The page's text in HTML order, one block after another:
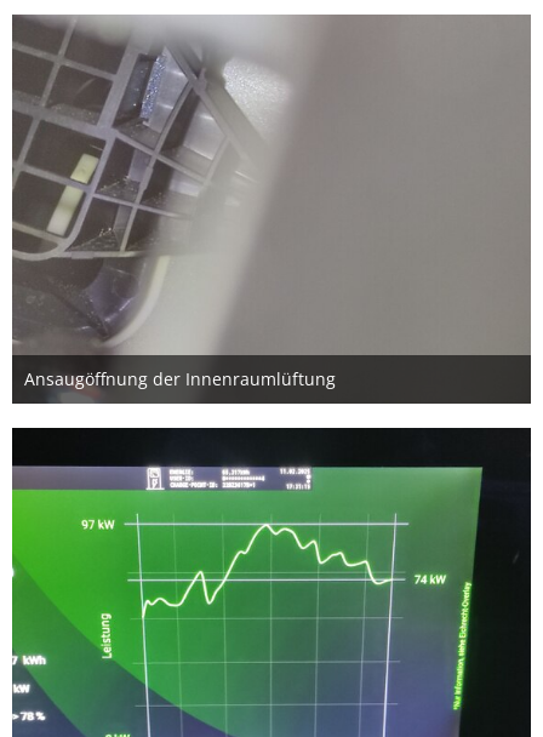
4
Ansaugöffnung der Innenraumlüftung
15. Februar 2025